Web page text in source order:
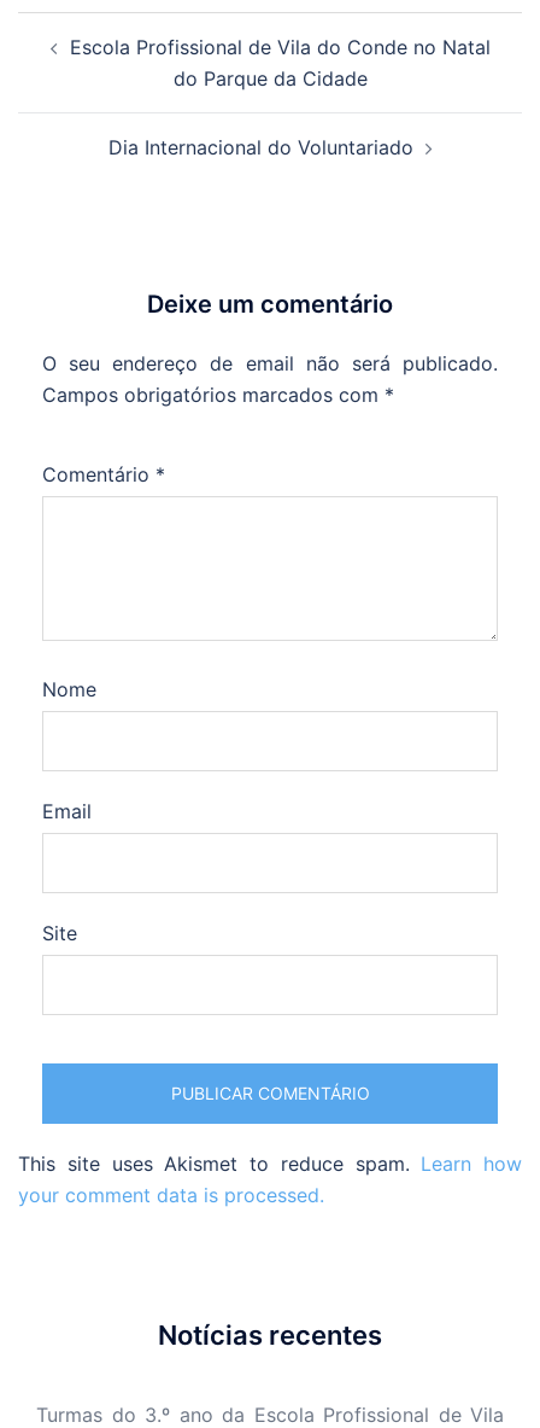
de
Escola Profissional de Vila do Conde no Natal
do Parque da Cidade
Dia Internacional do Voluntariado
Deixe um comentário
O seu endereço de email não será publicado.
Campos obrigatórios marcados com *
Comentário *
Nome
Email
Site
This site uses Akismet to reduce spam. Learn how
your comment data is processed.
Notícias recentes
Turmas do 3.º ano da Escola Profissional de Vila